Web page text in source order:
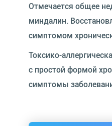
Отмечается общее
миндалин.
симптомом
Токсико-
с простой формой
симптомы